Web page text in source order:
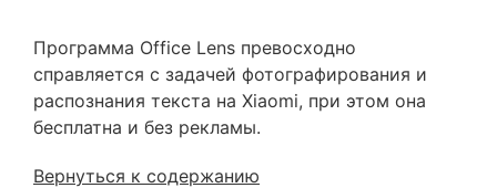
Программа Office Lens превосходно
справляется с задачей фотографирования и
распознания текста на Xiaomi, при этом она
бесплатна и без рекламы.
Вернуться к содержанию